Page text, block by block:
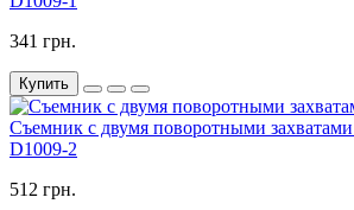
341 грн.
Купить
Съемник с двумя поворотными
D1009-2
512 грн.